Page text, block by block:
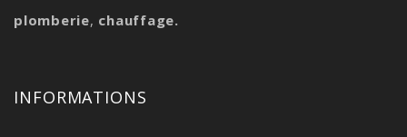
plomberie, chauffage.
INFORMATIONS